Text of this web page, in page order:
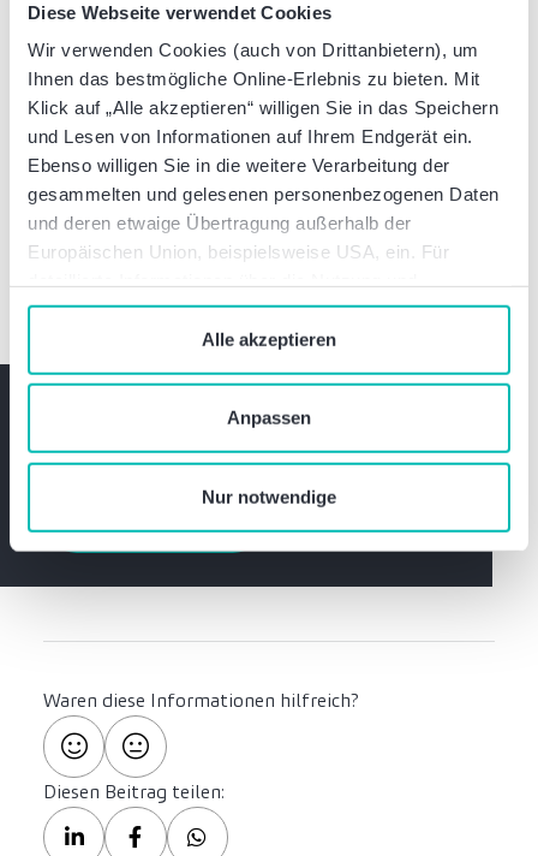
Diese Webseite verwendet Cookies
Wir verwenden Cookies (auch von Drittanbietern), um
Ihnen das bestmögliche Online-Erlebnis zu bieten. Mit
Klick auf „Alle akzeptieren“ willigen Sie in das Speichern
und Lesen von Informationen auf Ihrem Endgerät ein.
Ebenso willigen Sie in die weitere Verarbeitung der
gesammelten und gelesenen personenbezogenen Daten
und deren etwaige Übertragung außerhalb der
Europäischen Union, beispielsweise USA, ein. Für
Verwaltung von Cookies klicken Sie auf „Details“. Mit
dem Klick auf „Cookies verbieten“ lehnen Sie die
Verwendung von zustimmungspflichtigen Cookies ab. Sie
, wenn Sie unsere Webseite
nutzen.
Alle akzeptieren
Anpassen
Nur notwendige
verdeutlicht, dass die öffentliche Beschaffung
auf einem dynamischen Weg ist. Die
Integration von Nachhaltigkeit und
Digitalisierung in Vergabeverfahren eröffnet
neue Chancen, stellt jedoch Auftraggeber und
Bieter auch vor Herausforderungen. Der
Dialog und das gemeinsame Engagement der
Vergaberecht-Community bleiben
entscheidend, um innovative, effiziente und
rechtssichere Verfahren zu entwickeln.
Bleiben Sie informiert
Expertenwissen und exklusive Einladungen
Waren diese Informationen hilfreich?
Diesen Beitrag teilen: